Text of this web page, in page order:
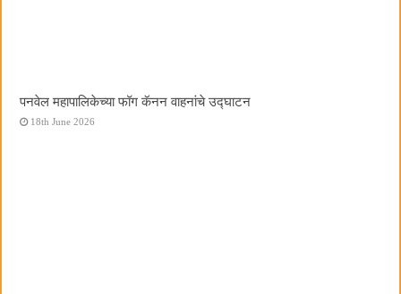
पनवेल महापालिकेच्या फॉग कॅनन वाहनांचे उद्घाटन
18th June 2026